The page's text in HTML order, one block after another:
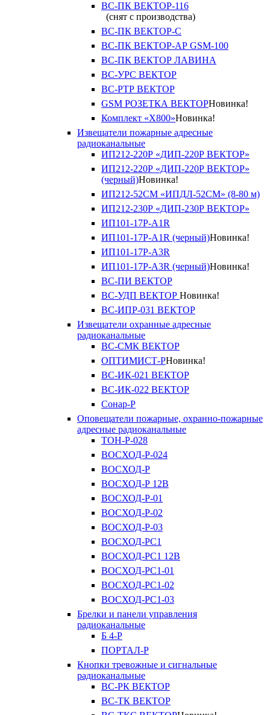
ВС-ПК ВЕКТОР-116
(снят с производства)
ВС-ПК ВЕКТОР-С
ВС-ПК ВЕКТОР-АР GSM-100
ВС-ПК ВЕКТОР ЛАВИНА
ВС-УРС ВЕКТОР
ВС-РТР ВЕКТОР
GSM РОЗЕТКА ВЕКТОРНовинка!
Комплект «X800»Новинка!
Извещатели пожарные адресные
радиоканальные
ИП212-220Р «ДИП-220Р ВЕКТОР»
ИП212-220Р «ДИП-220Р ВЕКТОР»
(черный)Новинка!
ИП212-52СМ «ИПДЛ-52СМ» (8-80 м)
ИП212-230Р «ДИП-230Р ВЕКТОР»
ИП101-17Р-A1R
ИП101-17Р-A1R (черный)Новинка!
ИП101-17Р-A3R
ИП101-17Р-A3R (черный)Новинка!
ВС-ПИ ВЕКТОР
ВС-УДП ВЕКТОР Новинка!
ВС-ИПР-031 ВЕКТОР
Извещатели охранные адресные
радиоканальные
ВС-СМК ВЕКТОР
ОПТИМИСТ-РНовинка!
ВС-ИК-021 ВЕКТОР
ВС-ИК-022 ВЕКТОР
Сонар-Р
Оповещатели пожарные, охранно-пожарные
адресные радиоканальные
ТОН-Р-028
ВОСХОД-Р-024
ВОСХОД-Р
ВОСХОД-Р 12В
ВОСХОД-Р-01
ВОСХОД-Р-02
ВОСХОД-Р-03
ВОСХОД-РС1
ВОСХОД-РС1 12В
ВОСХОД-РС1-01
ВОСХОД-РС1-02
ВОСХОД-РС1-03
Брелки и панели управления
радиоканальные
Б 4-Р
ПОРТАЛ-Р
Кнопки тревожные и сигнальные
радиоканальные
ВС-РК ВЕКТОР
ВС-ТК ВЕКТОР